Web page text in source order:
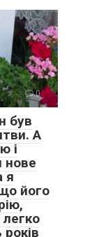
0
був
А
і
нове
я
його